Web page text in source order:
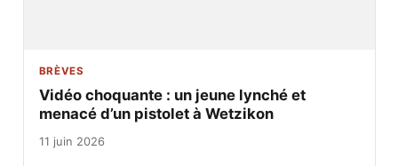
BRÈVES
Vidéo choquante : un jeune lynché et
menacé d’un pistolet à Wetzikon
11 juin 2026